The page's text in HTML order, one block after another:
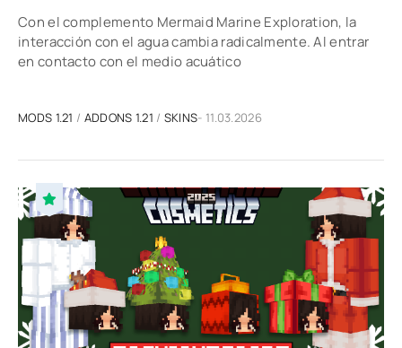
Con el complemento Mermaid Marine Exploration, la
interacción con el agua cambia radicalmente. Al entrar
en contacto con el medio acuático
MODS 1.21 / ADDONS 1.21 / SKINS- 11.03.2026